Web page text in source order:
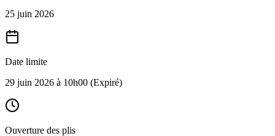
25 juin 2026
Date limite
29 juin 2026 à 10h00 (Expiré)
Ouverture des plis